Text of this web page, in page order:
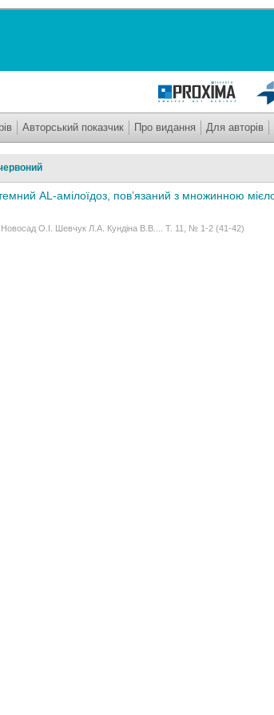
Авторський показчик Про видання Для авторів
AL-амілоїдоз, пов’язаний з множинною
О.І. Шевчук Л.А. Кундіна В.В.... Т. 11, № 1-2 (41-42)